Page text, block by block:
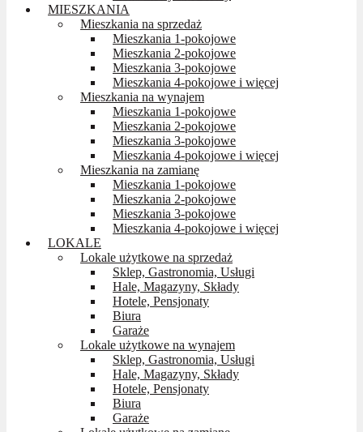
MIESZKANIA
Mieszkania na sprzedaż
Mieszkania 1-pokojowe
Mieszkania 2-pokojowe
Mieszkania 3-pokojowe
Mieszkania 4-pokojowe i więcej
Mieszkania na wynajem
Mieszkania 1-pokojowe
Mieszkania 2-pokojowe
Mieszkania 3-pokojowe
Mieszkania 4-pokojowe i więcej
Mieszkania na zamianę
Mieszkania 1-pokojowe
Mieszkania 2-pokojowe
Mieszkania 3-pokojowe
Mieszkania 4-pokojowe i więcej
LOKALE
Lokale użytkowe na sprzedaż
Sklep, Gastronomia, Usługi
Hale, Magazyny, Składy
Hotele, Pensjonaty
Biura
Garaże
Lokale użytkowe na wynajem
Sklep, Gastronomia, Usługi
Hale, Magazyny, Składy
Hotele, Pensjonaty
Biura
Garaże